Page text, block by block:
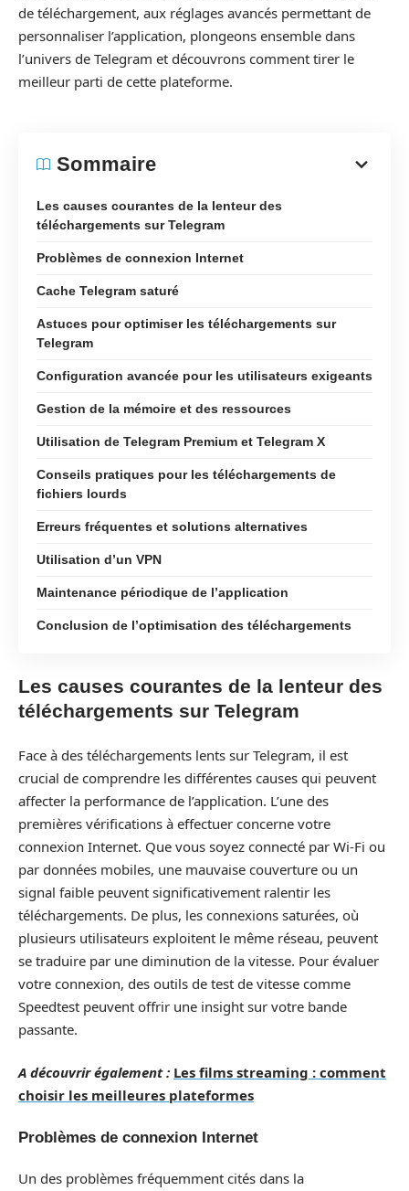
de téléchargement, aux réglages avancés permettant de
personnaliser l’application, plongeons ensemble dans
l’univers de Telegram et découvrons comment tirer le
meilleur parti de cette plateforme.
Sommaire
Les causes courantes de la lenteur des
téléchargements sur Telegram
Problèmes de connexion Internet
Cache Telegram saturé
Astuces pour optimiser les téléchargements sur
Telegram
Configuration avancée pour les utilisateurs exigeants
Gestion de la mémoire et des ressources
Utilisation de Telegram Premium et Telegram X
Conseils pratiques pour les téléchargements de
fichiers lourds
Erreurs fréquentes et solutions alternatives
Utilisation d’un VPN
Maintenance périodique de l’application
Conclusion de l’optimisation des téléchargements
Les causes courantes de la lenteur des
téléchargements sur Telegram
Face à des téléchargements lents sur Telegram, il est
crucial de comprendre les différentes causes qui peuvent
affecter la performance de l’application. L’une des
premières vérifications à effectuer concerne votre
connexion Internet. Que vous soyez connecté par Wi-Fi ou
par données mobiles, une mauvaise couverture ou un
signal faible peuvent significativement ralentir les
téléchargements. De plus, les connexions saturées, où
plusieurs utilisateurs exploitent le même réseau, peuvent
se traduire par une diminution de la vitesse. Pour évaluer
votre connexion, des outils de test de vitesse comme
Speedtest peuvent offrir une insight sur votre bande
passante.
A découvrir également : Les films streaming : comment
choisir les meilleures plateformes
Problèmes de connexion Internet
Un des problèmes fréquemment cités dans la